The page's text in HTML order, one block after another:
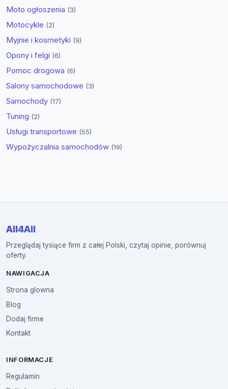
Moto ogłoszenia (3)
Motocykle (2)
Myjnie i kosmetyki (9)
Opony i felgi (6)
Pomoc drogowa (6)
Salony samochodowe (3)
Samochody (17)
Tuning (2)
Usługi transportowe (55)
Wypożyczalnia samochodów (19)
All4All
Przeglądaj tysiące firm z całej Polski, czytaj opinie, porównuj
oferty.
NAWIGACJA
Strona glowna
Blog
Dodaj firme
Kontakt
INFORMACJE
Regulamin